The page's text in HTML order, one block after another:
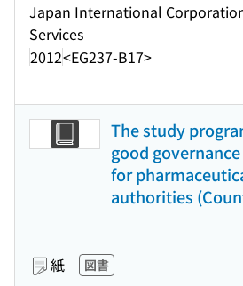
Japan International
Services
2012<EG237-B17>
The study
good
for
authorities
紙 図書